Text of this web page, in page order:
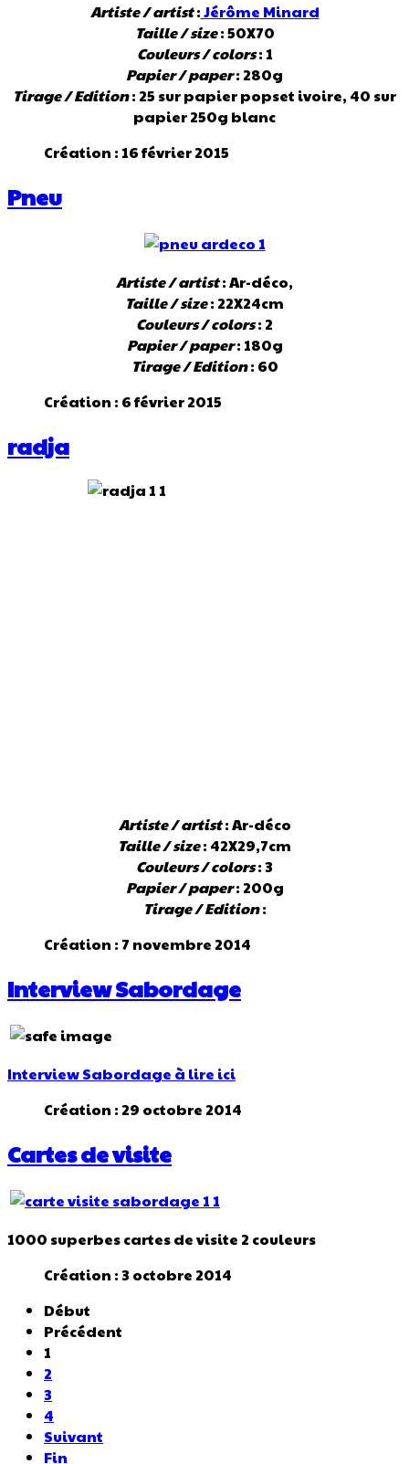
Artiste / artist:Jérôme Minard
Taille / size: 50X70
Couleurs / colors: 1
Papier / paper: 280g
Tirage / Edition: 25 sur papier popset ivoire, 40 sur
papier 250g blanc
Création : 16 février 2015
Pneu
Artiste / artist: Ar-déco,
Taille / size: 22X24cm
Couleurs / colors: 2
Papier / paper: 180g
Tirage / Edition: 60
Création : 6 février 2015
radja
Artiste / artist: Ar-déco
Taille / size: 42X29,7cm
Couleurs / colors: 3
Papier / paper: 200g
Tirage / Edition:
Création : 7 novembre 2014
Interview Sabordage
Interview Sabordage à lire ici
Création : 29 octobre 2014
Cartes de visite
1000 superbes cartes de visite 2 couleurs
Création : 3 octobre 2014
Début
Précédent
1
2
3
4
Suivant
Fin